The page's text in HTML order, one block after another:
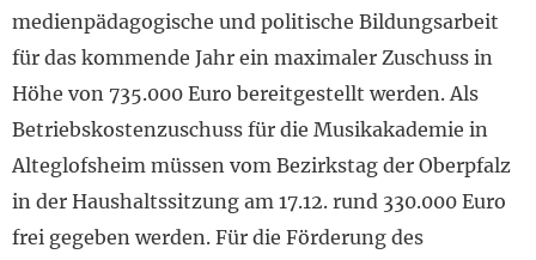
medienpädagogische und politische Bildungsarbeit
für das kommende Jahr ein maximaler Zuschuss in
Höhe von 735.000 Euro bereitgestellt werden. Als
Betriebskostenzuschuss für die Musikakademie in
Alteglofsheim müssen vom Bezirkstag der Oberpfalz
in der Haushaltssitzung am 17.12. rund 330.000 Euro
frei gegeben werden. Für die Förderung des